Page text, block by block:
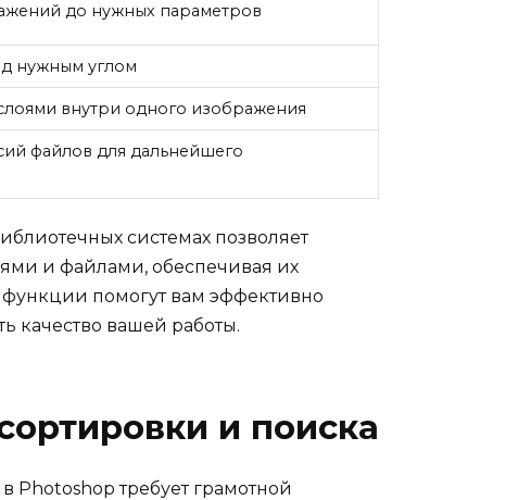
до нужных параметров
нужным углом
внутри одного изображения
файлов для дальнейшего
системах позволяет
и файлами, обеспечивая их
функции помогут вам эффективно
качество вашей работы.
и поиска
Photoshop требует грамотной